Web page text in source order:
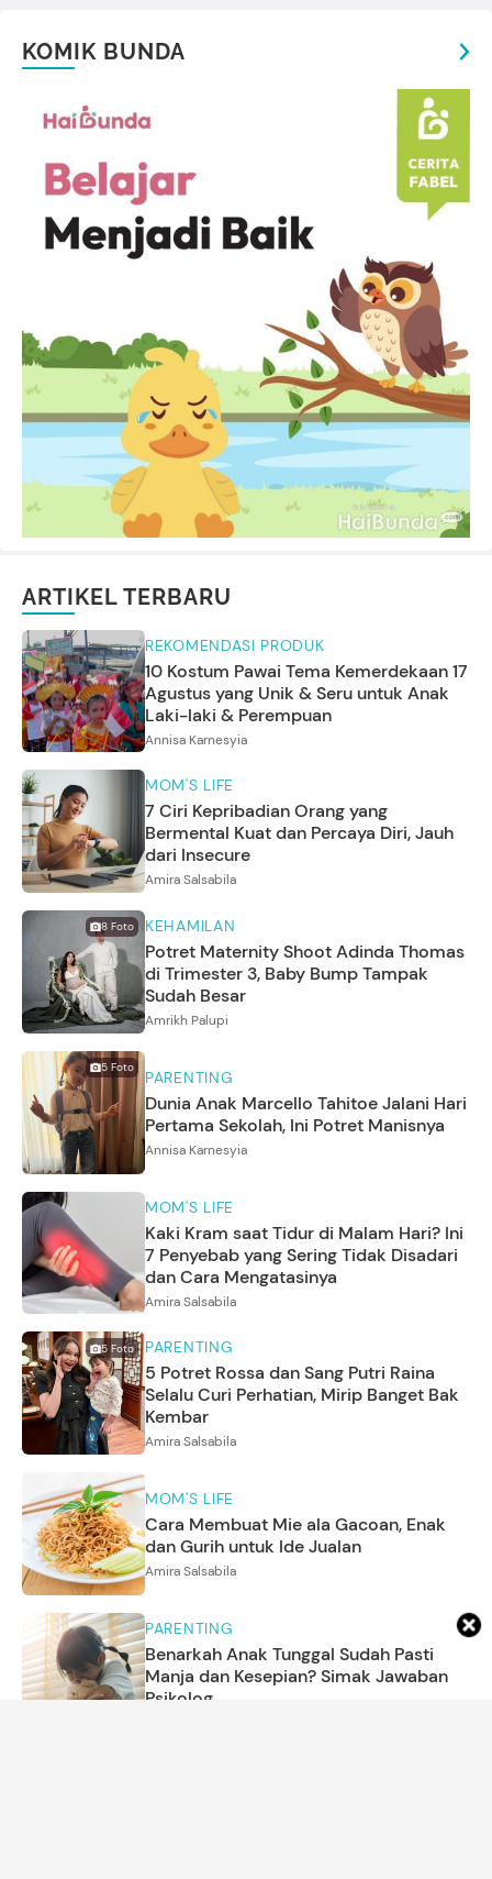
KOMIK BUNDA
ARTIKEL TERBARU
REKOMENDASI PRODUK
10 Kostum Pawai Tema Kemerdekaan 17
Agustus yang Unik & Seru untuk Anak
Laki-laki & Perempuan
Annisa Karnesyia
MOM'S LIFE
7 Ciri Kepribadian Orang yang
Bermental Kuat dan Percaya Diri, Jauh
dari Insecure
Amira Salsabila
8 Foto KEHAMILAN
Potret Maternity Shoot Adinda Thomas
di Trimester 3, Baby Bump Tampak
Sudah Besar
Amrikh Palupi
5 Foto PARENTING
Dunia Anak Marcello Tahitoe Jalani Hari
Pertama Sekolah, Ini Potret Manisnya
Annisa Karnesyia
MOM'S LIFE
Kaki Kram saat Tidur di Malam Hari? Ini
7 Penyebab yang Sering Tidak Disadari
dan Cara Mengatasinya
Amira Salsabila
5 Foto PARENTING
5 Potret Rossa dan Sang Putri Raina
Selalu Curi Perhatian, Mirip Banget Bak
Kembar
Amira Salsabila
MOM'S LIFE
Cara Membuat Mie ala Gacoan, Enak
dan Gurih untuk Ide Jualan
Amira Salsabila
PARENTING
Benarkah Anak Tunggal Sudah Pasti
Manja dan Kesepian? Simak Jawaban
Psikolog